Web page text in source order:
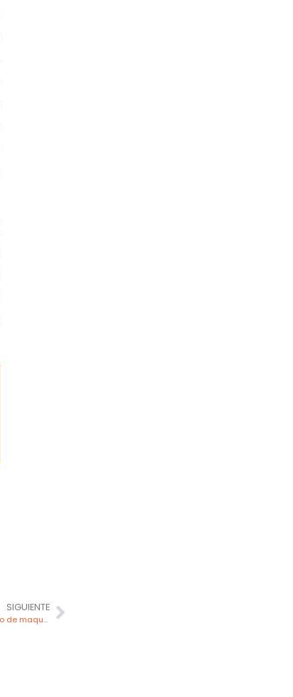
SIGUIENTE
INCHCAPE y XCMG anuncian el nuevo portafolio de maquinarias de construcción